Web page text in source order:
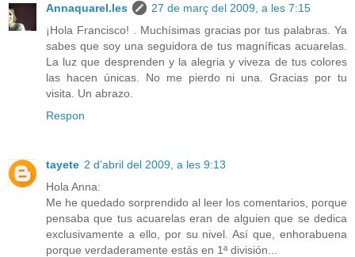
Annaquarel.les
27 de març del 2009, a les 7:15
¡Hola Francisco! . Muchísimas gracias por tus palabras. Ya
sabes que soy una seguidora de tus magníficas acuarelas.
La luz que desprenden y la alegria y viveza de tus colores
las hacen únicas. No me pierdo ni una. Gracias por tu
visita. Un abrazo.
Respon
tayete 2 d’abril del 2009, a les 9:13
Hola Anna:
Me he quedado sorprendido al leer los comentarios, porque
pensaba que tus acuarelas eran de alguien que se dedica
exclusivamente a ello, por su nivel. Así que, enhorabuena
porque verdaderamente estás en 1ª división...